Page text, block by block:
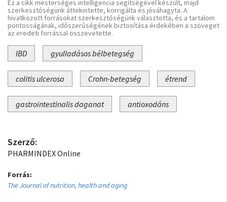
Ez a cikk mesterséges intelligencia segítségével készült, majd
szerkesztőségünk áttekintette, korrigálta és jóváhagyta. A
hivatkozott forrásokat szerkesztőségünk választotta, és a tartalom
pontosságának, időszerűségének biztosítása érdekében a szöveget
az eredeti forrással összevetette.
IBD gyulladásos bélbetegség
colitis ulcerosa Crohn-betegség étrend
gastrointestinalis daganat antioxodáns
Szerző:
PHARMINDEX Online
Forrás:
The Journal of nutrition, health and aging